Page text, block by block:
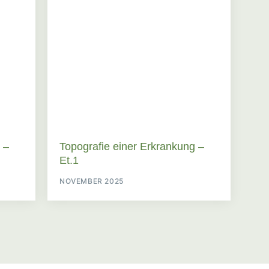
–
Topografie einer Erkrankung –
Et.1
NOVEMBER 2025